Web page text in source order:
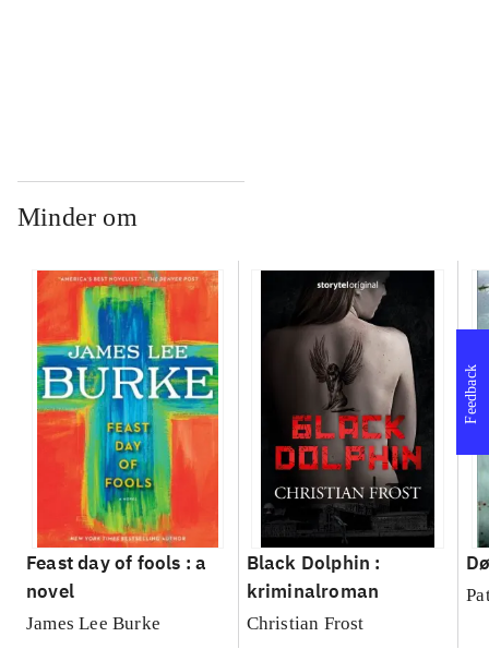
Minder om
Feast day of fools : a
novel
James Lee Burke
Black Dolphin :
kriminalroman
Christian Frost
Feedback